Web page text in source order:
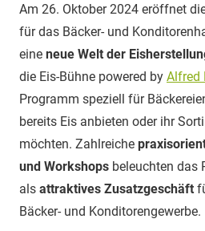
Am 26. Oktober 2024 eröffnet
für das Bäcker- und
eine neue Welt der
die Eis-Bühne powered by Alfred
Programm speziell für
bereits Eis anbieten oder ihr
möchten. Zahlreiche
und Workshops beleuchten das
als attraktives Zusatzgeschäft
Bäcker- und Konditorengewerbe.